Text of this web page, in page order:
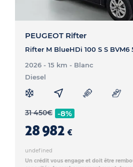
PEUGEOT Rifter
2026 - 15 km - Blanc
Diesel
31 450€ -8%
28 982 €
undefined
Un crédit vous engage et doit être